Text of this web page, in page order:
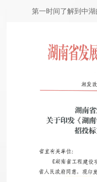
第一时间了解到中